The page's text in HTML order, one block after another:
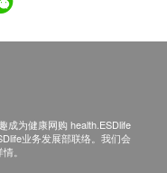
必须保留有效收据
成为健康网购 health.ESDlife
业务发展部联络。我们会
。